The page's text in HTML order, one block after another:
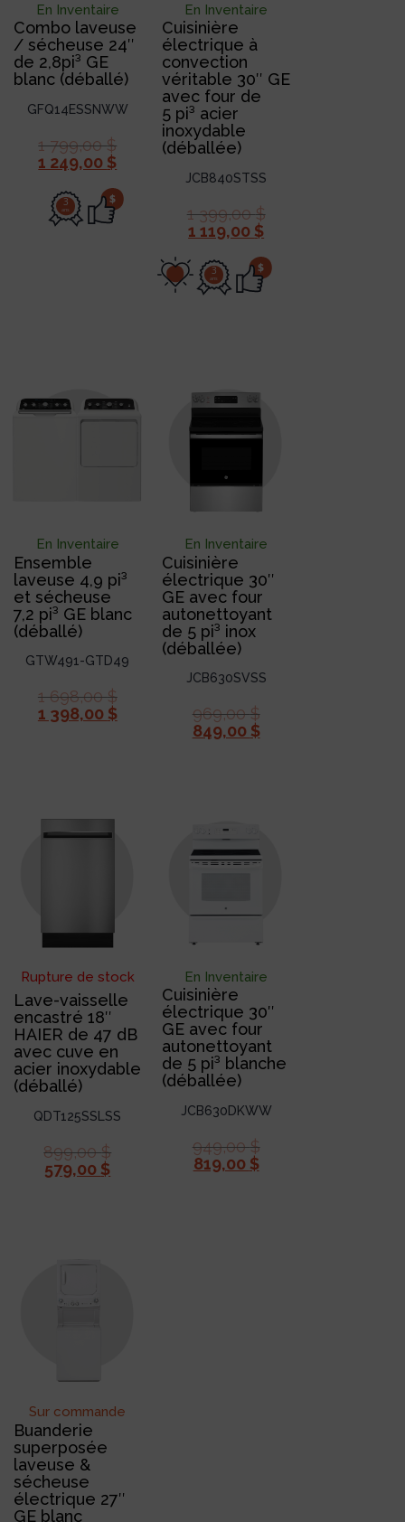
En Inventaire
Combo laveuse
/ sécheuse 24″
de 2,8pi³ GE
blanc (déballé)
GFQ14ESSNWW
1 799,00$
1 249,00 $
3
ans
$
En Inventaire
Cuisinière
électrique à
convection
véritable 30″ GE
avec four de
5 pi³ acier
inoxydable
(déballée)
JCB840STSS
1 399,00$
1 119,00 $
3
ans
$
En Inventaire
Ensemble
laveuse 4,9 pi³
et sécheuse
7,2 pi³ GE blanc
(déballé)
GTW491-GTD49
1 698,00$
1 398,00 $
En Inventaire
Cuisinière
électrique 30″
GE avec four
autonettoyant
de 5 pi³ inox
(déballée)
JCB630SVSS
969,00$
849,00 $
Rupture de stock
Lave-vaisselle
encastré 18″
HAIER de 47 dB
avec cuve en
acier inoxydable
(déballé)
QDT125SSLSS
899,00$
579,00 $
En Inventaire
Cuisinière
électrique 30″
GE avec four
autonettoyant
de 5 pi³ blanche
(déballée)
JCB630DKWW
949,00$
819,00 $
Sur commande
Buanderie
superposée
laveuse &
sécheuse
électrique 27″
GE blanc